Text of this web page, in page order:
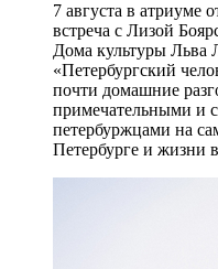
7 августа в атриуме
встреча с Лизой
Дома культуры Льва
«Петербургский
почти домашние
примечательными и
петербуржцами на
Петербурге и жизни